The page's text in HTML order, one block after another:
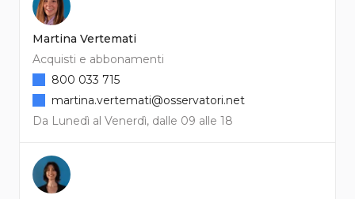
Martina Vertemati
Acquisti e abbonamenti
Da Lunedì al Venerdì, dalle 09 alle 18
800 033 715
martina.vertemati@osservatori.net